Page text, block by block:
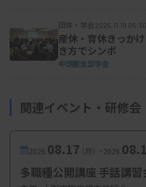
団体・学会2025.11.19 05:30
産休・育休きっか
き方でシンポ
中部圏支部学会
関連イベント・研修会
2026. 08.17（月） -2026.
多職種公開講座 手話講